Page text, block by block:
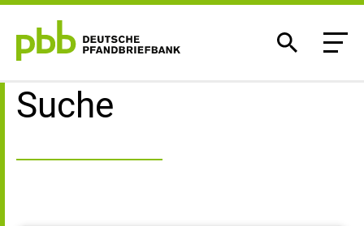
Suchergebnisse
Suche